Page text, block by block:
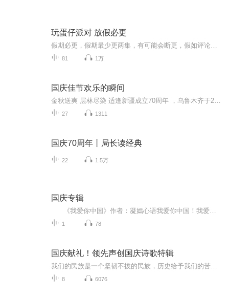
玩蛋仔派对 放假必更
81 1万
国庆佳节欢乐的瞬间
27 1311
国庆70周年丨局长读经典
22 1.5万
国庆专辑
1 78
国庆献礼！领先声创国庆诗歌特辑
8 6076